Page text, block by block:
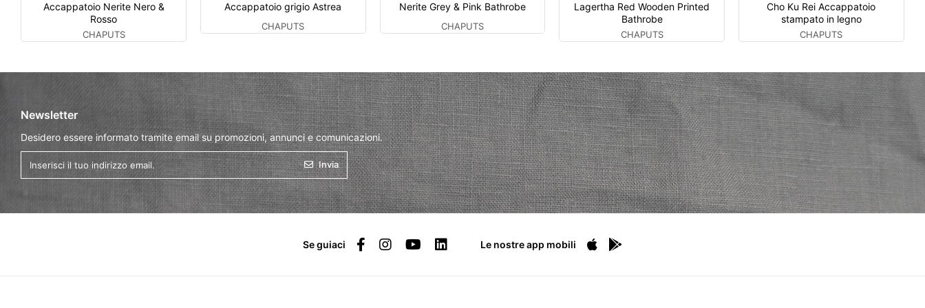
Accappatoio Nerite Nero &
Rosso
CHAPUTS
Accappatoio grigio Astrea
CHAPUTS
Nerite Grey & Pink Bathrobe
CHAPUTS
Lagertha Red Wooden Printed
Bathrobe
CHAPUTS
Cho Ku Rei Accappatoio
stampato in legno
CHAPUTS
Newsletter
Desidero essere informato tramite email su promozioni, annunci e comunicazioni.
Invia
Se guiaci Le nostre app mobili